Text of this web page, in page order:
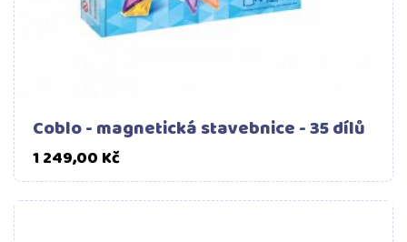
Coblo - magnetická stavebnice - 35 dílů
1 249,00 KčCena